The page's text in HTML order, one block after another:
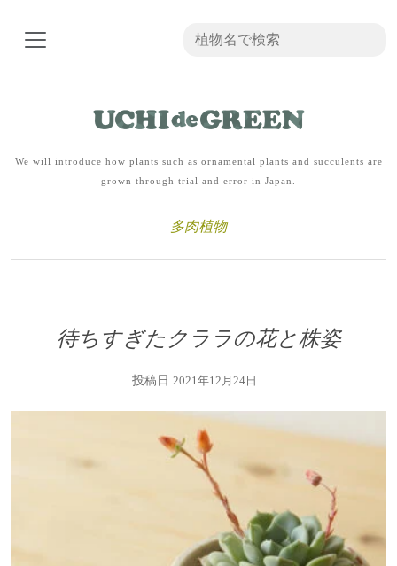
We will introduce how plants such as ornamental plants and succulents are
grown through trial and error in Japan.
多肉植物
待ちすぎたクララの花と株姿
投稿日 2021年12月24日